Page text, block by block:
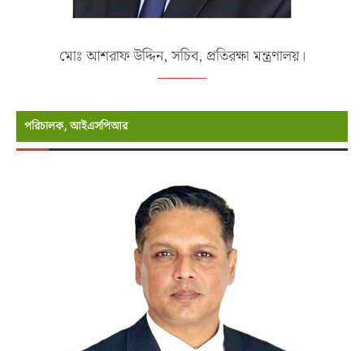
মোঃ আশরাফ উদ্দিন, সচিব, প্রতিরক্ষা মন্ত্রণালয়।
পরিচালক, আইএসপিআর